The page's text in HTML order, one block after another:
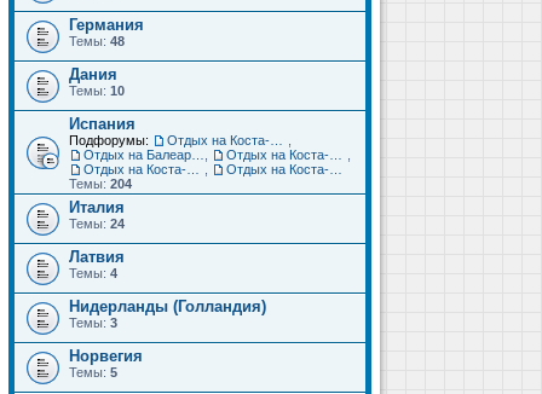
Германия
Темы: 48
Дания
Темы: 10
Испания
Подфорумы:
Темы: 204
Италия
Темы: 24
Латвия
Темы: 4
Нидерланды (Голландия)
Темы: 3
Норвегия
Темы: 5